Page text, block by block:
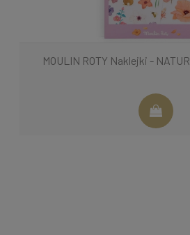
MOULIN ROTY Naklejki -